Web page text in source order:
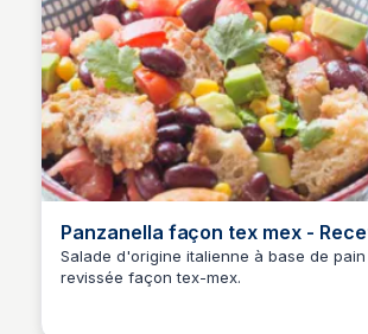
Panzanella façon tex mex -
salade
Salade d'origine italienne à base de
revissée façon tex-mex.